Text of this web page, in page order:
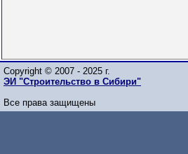
Copyright © 2007 - 2025 г.
ЭИ "Строительство в Сибири"
Все права защищены